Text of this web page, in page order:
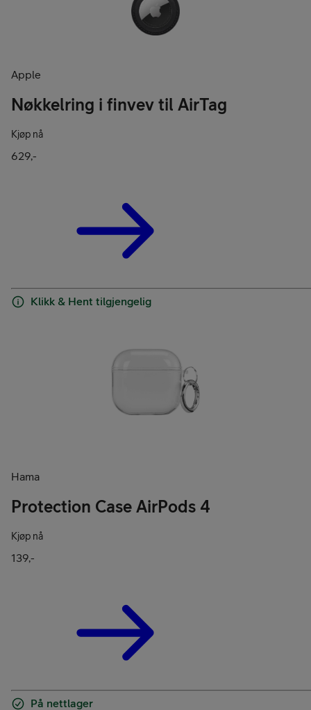
Apple
Nøkkelring i finvev til AirTag
Kjøp nå
629,-
Klikk & Hent tilgjengelig
Hama
Protection Case AirPods 4
Kjøp nå
139,-
På nettlager